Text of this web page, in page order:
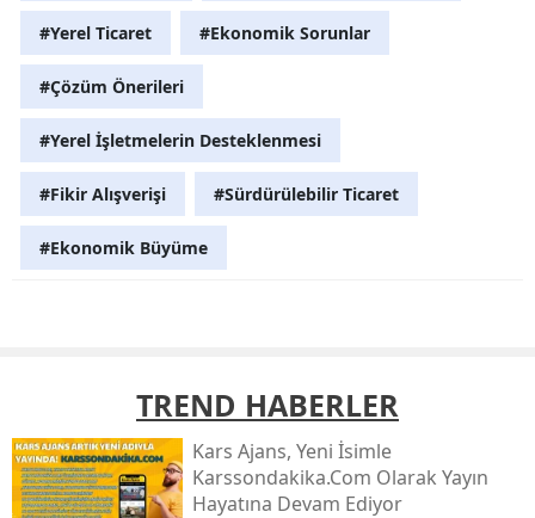
#Yerel Ticaret #Ekonomik Sorunlar
#Çözüm Önerileri
#Yerel İşletmelerin Desteklenmesi
#Fikir Alışverişi #Sürdürülebilir Ticaret
#Ekonomik Büyüme
TREND HABERLER
Kars Ajans, Yeni İsimle
Karssondakika.com Olarak Yayın
Hayatına Devam Ediyor